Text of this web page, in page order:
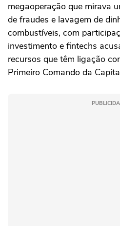
megaoperação que mirava
de fraudes e lavagem de
combustíveis, com
investimento e fintechs
recursos que têm ligação
Primeiro Comando da